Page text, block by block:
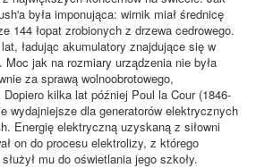
była imponująca: wirnik miał średnicę
144 łopat zrobionych z drzewa cedrowego.
ładując akumulatory znajdujące się w
Moc jak na rozmiary urządzenia nie była
za sprawą wolnoobrotowego,
Dopiero kilka lat później Poul la Cour (1846-
wydajniejsze dla generatorów elektrycznych
Energię elektryczną uzyskaną z siłowni
on do procesu elektrolizy, z którego
mu do oświetlania jego szkoły.